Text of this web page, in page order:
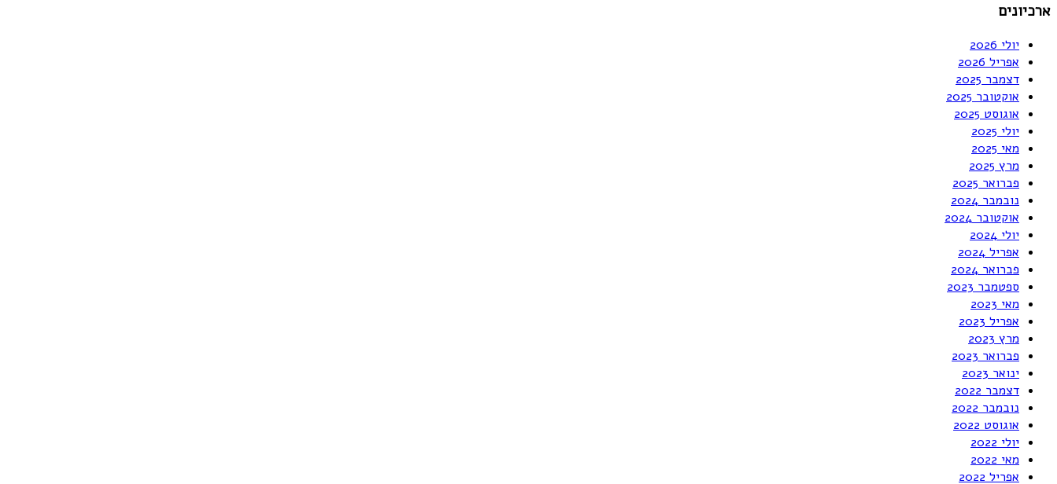
ארכיונים
יולי 2026
אפריל 2026
דצמבר 2025
אוקטובר 2025
אוגוסט 2025
יולי 2025
מאי 2025
מרץ 2025
פברואר 2025
נובמבר 2024
אוקטובר 2024
יולי 2024
אפריל 2024
פברואר 2024
ספטמבר 2023
מאי 2023
אפריל 2023
מרץ 2023
פברואר 2023
ינואר 2023
דצמבר 2022
נובמבר 2022
אוגוסט 2022
יולי 2022
מאי 2022
אפריל 2022